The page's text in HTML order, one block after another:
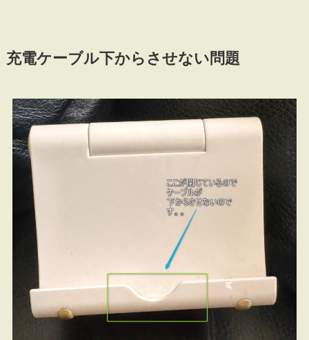
充電ケーブル下からさせない問題